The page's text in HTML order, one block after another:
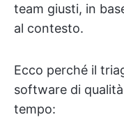
team giusti, in
al contesto.
Ecco perché il
software di
tempo: